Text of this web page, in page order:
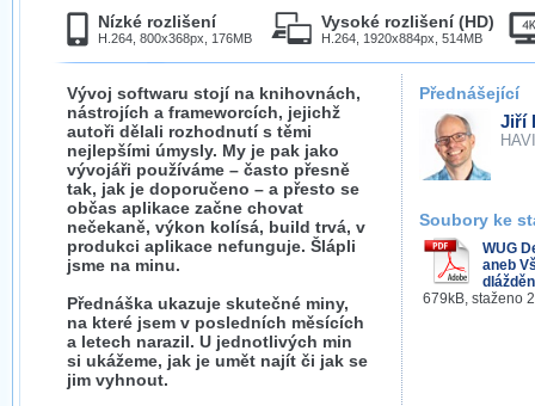
Nízké rozlišení
H.264, 800x368px, 176MB
Vysoké rozlišení (HD)
H.264, 1920x884px, 514MB
Vývoj softwaru stojí na knihovnách,
nástrojích a frameworcích, jejichž
autoři dělali rozhodnutí s těmi
nejlepšími úmysly. My je pak jako
vývojáři používáme – často přesně
tak, jak je doporučeno – a přesto se
občas aplikace začne chovat
nečekaně, výkon kolísá, build trvá, v
produkci aplikace nefunguje. Šlápli
jsme na minu.
Přednáška ukazuje skutečné miny,
na které jsem v posledních měsících
a letech narazil. U jednotlivých min
si ukážeme, jak je umět najít či jak se
jim vyhnout.
Přednášející
Jiří
Soubory ke
WUG
aneb
679kB, staženo